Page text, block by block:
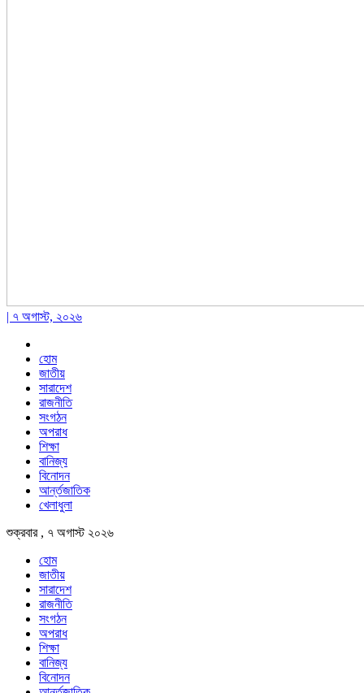
| ৭ অগাস্ট, ২০২৬
হোম
জাতীয়
সারাদেশ
রাজনীতি
সংগঠন
অপরাধ
শিক্ষা
বানিজ্য
বিনোদন
আর্ন্তজাতিক
খেলাধুলা
শুক্রবার , ৭ অগাস্ট ২০২৬
হোম
জাতীয়
সারাদেশ
রাজনীতি
সংগঠন
অপরাধ
শিক্ষা
বানিজ্য
বিনোদন